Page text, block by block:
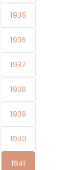
1935
1936
1937
1938
1939
1940
1941